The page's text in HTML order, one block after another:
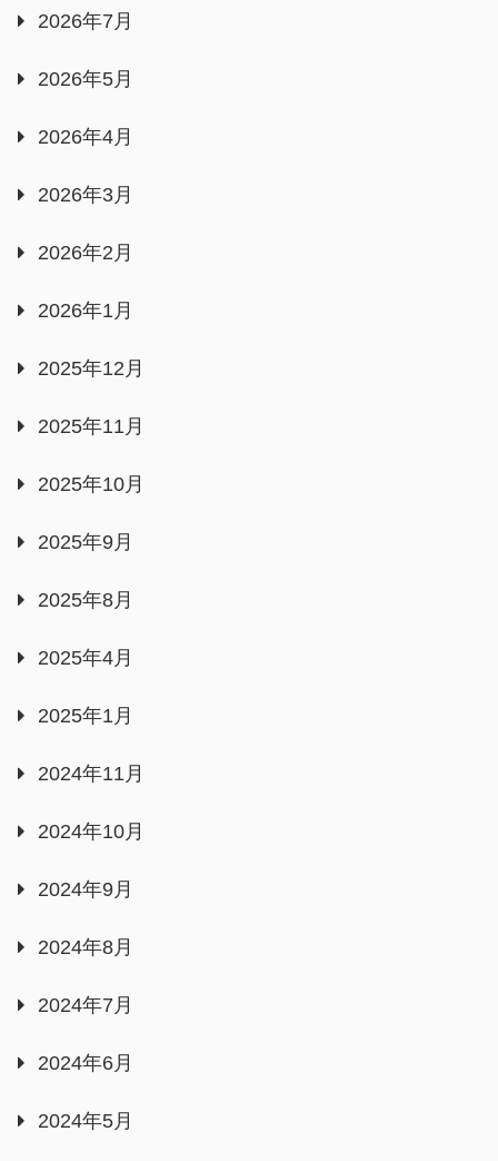
2026年7月
2026年5月
2026年4月
2026年3月
2026年2月
2026年1月
2025年12月
2025年11月
2025年10月
2025年9月
2025年8月
2025年4月
2025年1月
2024年11月
2024年10月
2024年9月
2024年8月
2024年7月
2024年6月
2024年5月